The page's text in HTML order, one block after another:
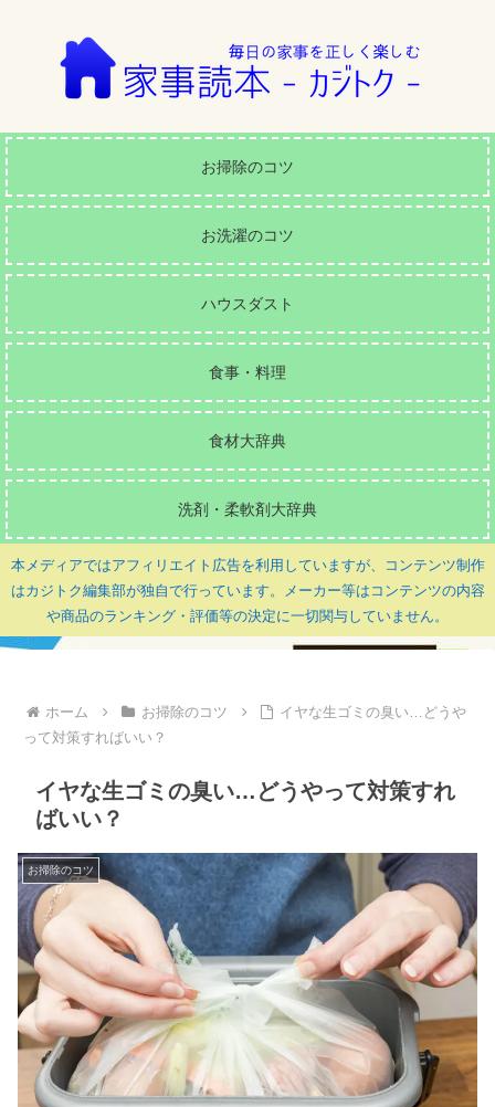
お掃除のコツ
お洗濯のコツ
ハウスダスト
食事・料理
食材大辞典
洗剤・柔軟剤大辞典
本メディアではアフィリエイト広告を利用していますが、コンテンツ制作
はカジトク編集部が独自で行っています。メーカー等はコンテンツの内容
や商品のランキング・評価等の決定に一切関与していません。
ホーム お掃除のコツ
イヤな生ゴミの臭い…どうや
って対策すればいい？
イヤな生ゴミの臭い…どうやって対策すれ
ばいい？
お掃除のコツ